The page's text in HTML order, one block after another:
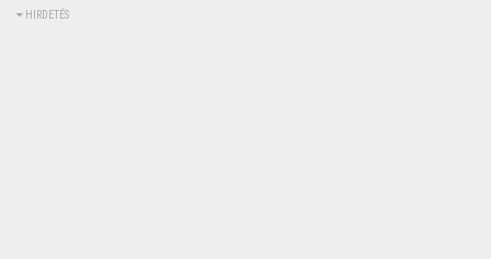
HIRDETÉS